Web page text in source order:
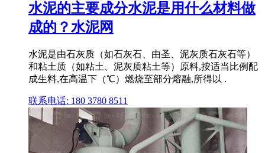
水泥的主要成分水泥是用什么材料做
成的？水泥网
水泥是由石灰质（如石灰石、由圣、泥灰质石灰石等）
和粘土质（如粘土、泥灰质粘土等）原料,按适当比例配
成生料,在高温下（℃）燃烧至部分熔融,所得以 .
联系电话: 180 3780 8511